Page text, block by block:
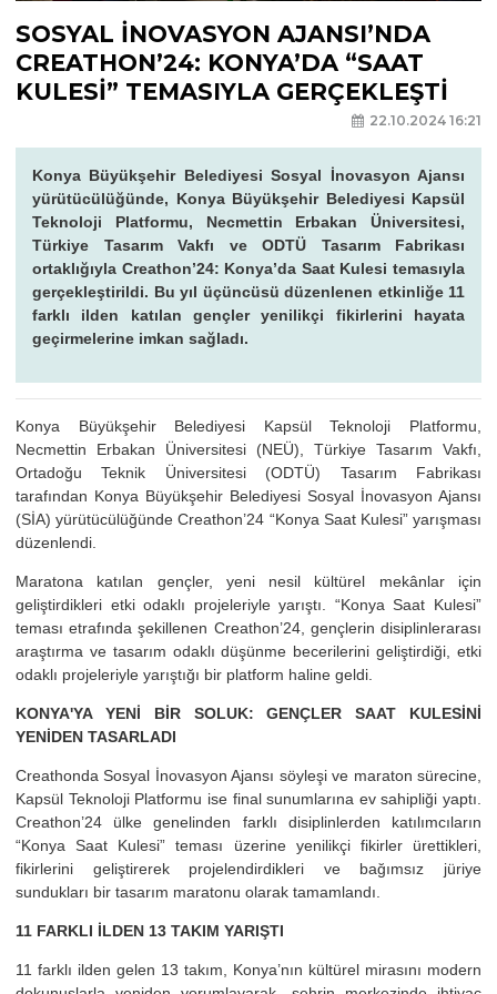
SOSYAL İNOVASYON AJANSI’NDA
CREATHON’24: KONYA’DA “SAAT
KULESİ” TEMASIYLA GERÇEKLEŞTİ
22.10.2024 16:21
Konya Büyükşehir Belediyesi Sosyal İnovasyon Ajansı
yürütücülüğünde, Konya Büyükşehir Belediyesi Kapsül
Teknoloji Platformu, Necmettin Erbakan Üniversitesi,
Türkiye Tasarım Vakfı ve ODTÜ Tasarım Fabrikası
ortaklığıyla Creathon’24: Konya’da Saat Kulesi temasıyla
gerçekleştirildi. Bu yıl üçüncüsü düzenlenen etkinliğe 11
farklı ilden katılan gençler yenilikçi fikirlerini hayata
geçirmelerine imkan sağladı.
Konya Büyükşehir Belediyesi Kapsül Teknoloji Platformu,
Necmettin Erbakan Üniversitesi (NEÜ), Türkiye Tasarım Vakfı,
Ortadoğu Teknik Üniversitesi (ODTÜ) Tasarım Fabrikası
tarafından Konya Büyükşehir Belediyesi Sosyal İnovasyon Ajansı
(SİA) yürütücülüğünde Creathon’24 “Konya Saat Kulesi” yarışması
düzenlendi.
Maratona katılan gençler, yeni nesil kültürel mekânlar için
geliştirdikleri etki odaklı projeleriyle yarıştı. “Konya Saat Kulesi”
teması etrafında şekillenen Creathon’24, gençlerin disiplinlerarası
araştırma ve tasarım odaklı düşünme becerilerini geliştirdiği, etki
odaklı projeleriyle yarıştığı bir platform haline geldi.
KONYA'YA YENİ BİR SOLUK: GENÇLER SAAT KULESİNİ
YENİDEN TASARLADI
Creathonda Sosyal İnovasyon Ajansı söyleşi ve maraton sürecine,
Kapsül Teknoloji Platformu ise final sunumlarına ev sahipliği yaptı.
Creathon’24 ülke genelinden farklı disiplinlerden katılımcıların
“Konya Saat Kulesi” teması üzerine yenilikçi fikirler ürettikleri,
fikirlerini geliştirerek projelendirdikleri ve bağımsız jüriye
sundukları bir tasarım maratonu olarak tamamlandı.
11 FARKLI İLDEN 13 TAKIM YARIŞTI
11 farklı ilden gelen 13 takım, Konya’nın kültürel mirasını modern